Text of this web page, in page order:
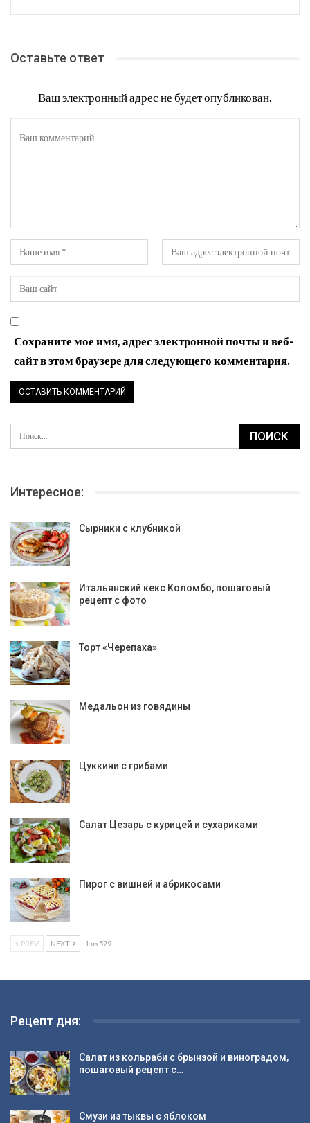
Оставьте ответ
Ваш электронный адрес не будет опубликован.
Сохраните мое имя, адрес электронной почты и веб-
сайт в этом браузере для следующего комментария.
Интересное:
Сырники с клубникой
Итальянский кекс Коломбо, пошаговый
рецепт с фото
Торт «Черепаха»
Медальон из говядины
Цуккини с грибами
Салат Цезарь с курицей и сухариками
Пирог с вишней и абрикосами
PREV NEXT 1 из 579
Рецепт дня:
Салат из кольраби с брынзой и виноградом,
пошаговый рецепт с…
Смузи из тыквы с яблоком